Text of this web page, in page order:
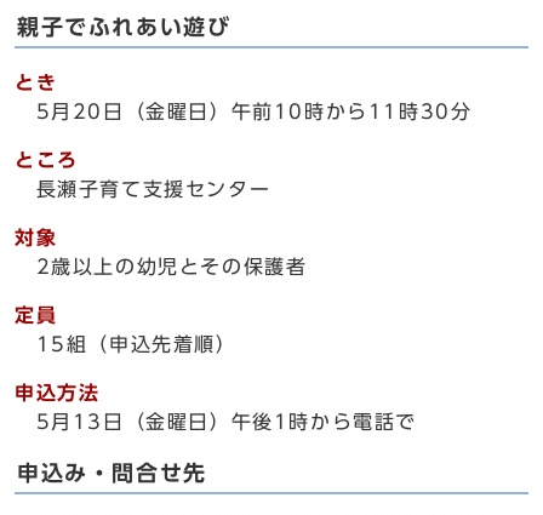
親子でふれあい遊び
とき
5月20日（金曜日）午前10時から11時30分
ところ
長瀬子育て支援センター
対象
2歳以上の幼児とその保護者
定員
15組（申込先着順）
申込方法
5月13日（金曜日）午後1時から電話で
申込み・問合せ先